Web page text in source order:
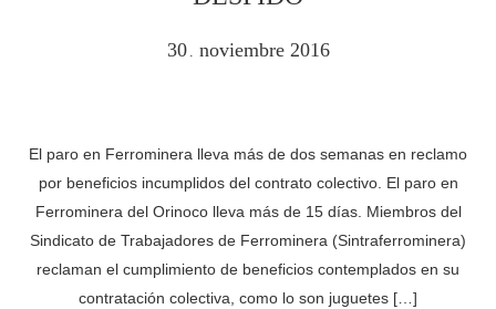
30 . noviembre 2016
El paro en Ferrominera lleva más de dos semanas en reclamo
por beneficios incumplidos del contrato colectivo. El paro en
Ferrominera del Orinoco lleva más de 15 días. Miembros del
Sindicato de Trabajadores de Ferrominera (Sintraferrominera)
reclaman el cumplimiento de beneficios contemplados en su
contratación colectiva, como lo son juguetes […]